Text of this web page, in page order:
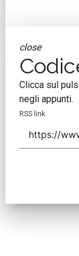
close
Clicca sul
negli appunti.
RSS link